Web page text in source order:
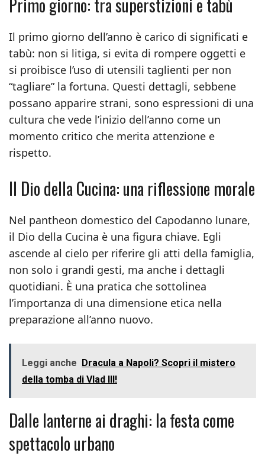
Primo giorno: tra superstizioni e tabù
Il primo giorno dell’anno è carico di significati e
tabù: non si litiga, si evita di rompere oggetti e
si proibisce l’uso di utensili taglienti per non
“tagliare” la fortuna. Questi dettagli, sebbene
possano apparire strani, sono espressioni di una
cultura che vede l’inizio dell’anno come un
momento critico che merita attenzione e
rispetto.
Il Dio della Cucina: una riflessione morale
Nel pantheon domestico del Capodanno lunare,
il Dio della Cucina è una figura chiave. Egli
ascende al cielo per riferire gli atti della famiglia,
non solo i grandi gesti, ma anche i dettagli
quotidiani. È una pratica che sottolinea
l’importanza di una dimensione etica nella
preparazione all’anno nuovo.
Leggi anche Dracula a Napoli? Scopri il mistero
della tomba di Vlad III!
Dalle lanterne ai draghi: la festa come
spettacolo urbano